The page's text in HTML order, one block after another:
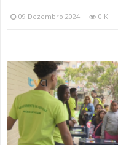
09 Dezembro 2024 0 K